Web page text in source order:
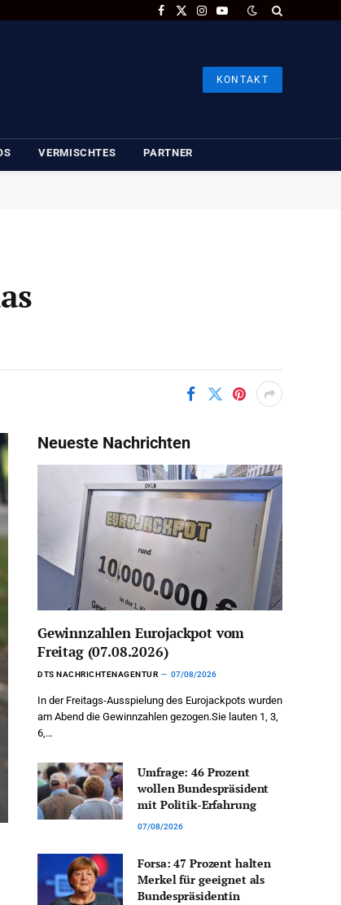
Facebook
X
Instagram
YouTube
KONTAKT
VERMISCHTES PARTNER
Neueste Nachrichten
Gewinnzahlen Eurojackpot vom
Freitag (07.08.2026)
DTS NACHRICHTENAGENTUR 07/08/2026
In der Freitags-Ausspielung des Eurojackpots wurden
am Abend die Gewinnzahlen gezogen.Sie lauten 1, 3,
6,…
Umfrage: 46 Prozent
wollen Bundespräsident
mit Politik-Erfahrung
07/08/2026
Forsa: 47 Prozent halten
Merkel für geeignet als
Bundespräsidentin